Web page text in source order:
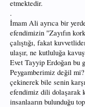
etmektedir.
.
İmam Ali ayrıca bir
efendimizin "Zayıfın
çalıştığı, fakat
ulaşır, ne kutluluğa
Evet Tayyip Erdoğan bu
Peygamberimiz değil
çekinerek bile senin
efendimiz dili dolaşarak
insanlaarın bulunduğu